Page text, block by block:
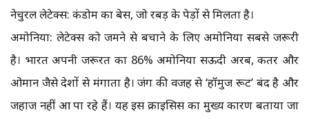
नेचुरल लेटेक्स: कंडोम का बेस, जो रबड़ के पेड़ों से मिलता है।
अमोनिया: लेटेक्स को जमने से बचाने के लिए अमोनिया सबसे जरूरी
है। भारत अपनी जरूरत का 86% अमोनिया सऊदी अरब, कतर और
ओमान जैसे देशों से मंगाता है। जंग की वजह से ‘हॉर्मुज रूट’ बंद है और
जहाज नहीं आ पा रहे हैं। यह इस क्राइसिस का मुख्य कारण बताया जा